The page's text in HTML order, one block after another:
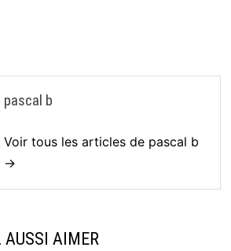
pascal b
Voir tous les articles de pascal b
→
AUSSI AIMER